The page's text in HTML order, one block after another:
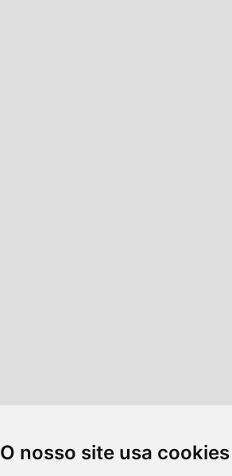
O nosso site usa cookies